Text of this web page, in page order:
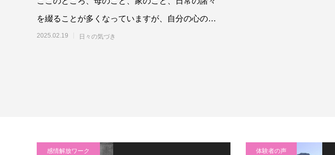
を綴ることが多くなっていますが、自分の心の内
に湧き起こることを日々の出来事とともに書き
2025.02.19 日々の気づき
感情解放ワーク 体験者の声